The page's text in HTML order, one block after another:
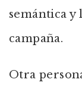
semántica y
campaña.
Otra